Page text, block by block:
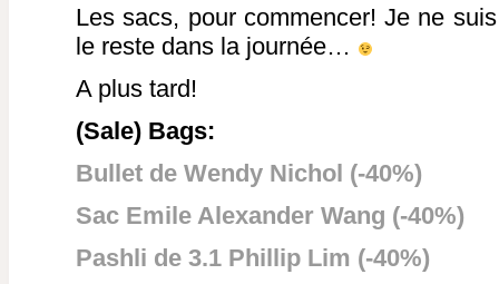
Les sacs, pour commencer! Je ne
le reste dans la journée…
A plus tard!
(Sale) Bags:
Bullet de Wendy Nichol (-40%)
Sac Emile Alexander Wang (-40%)
Pashli de 3.1 Phillip Lim (-40%)